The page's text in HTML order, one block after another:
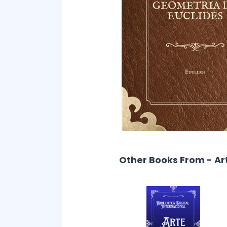
Other Books From -